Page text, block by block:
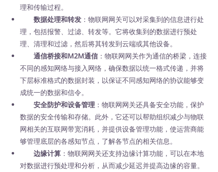
理和传输过程。
数据处理和转发 ：物联网网关可以对采集到的信息进行处
理，包括报警、过滤、转发等。它将收集到的数据进行预处
理、清理和过滤，然后将其转发到云端或其他设备。
通信桥接和M2M通信 ：物联网网关作为通信的桥梁，连接
不同的感知网络与接入网络，确保数据以统一格式传递，并将
下层标准格式的数据封装，以保证不同感知网络的协议能够变
成统一的数据和信令。
安全防护和设备管理 ：物联网网关还具备安全功能，保护
数据的安全传输和存储。此外，它还可以帮助组织减少与物联
网相关的互联网带宽消耗，并提供设备管理功能，使运营商能
够管理底层的各感知节点，了解各节点的相关信息。
边缘计算 ：物联网网关还支持边缘计算功能，可以在本地
对数据进行预处理和分析，从而减少延迟并提高边缘的容量。